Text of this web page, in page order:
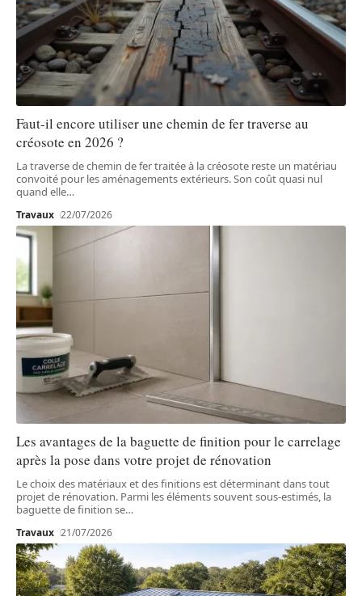
Faut-il encore utiliser une chemin de fer traverse au
créosote en 2026 ?
La traverse de chemin de fer traitée à la créosote reste un matériau
convoité pour les aménagements extérieurs. Son coût quasi nul
quand elle…
Travaux 22/07/2026
Les avantages de la baguette de finition pour le carrelage
après la pose dans votre projet de rénovation
Le choix des matériaux et des finitions est déterminant dans tout
projet de rénovation. Parmi les éléments souvent sous-estimés, la
baguette de finition se…
Travaux 21/07/2026